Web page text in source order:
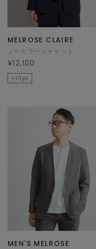
MELROSE CLAIRE
ノーカラージャケット
¥12,100
×10pt
MEN'S MELROSE